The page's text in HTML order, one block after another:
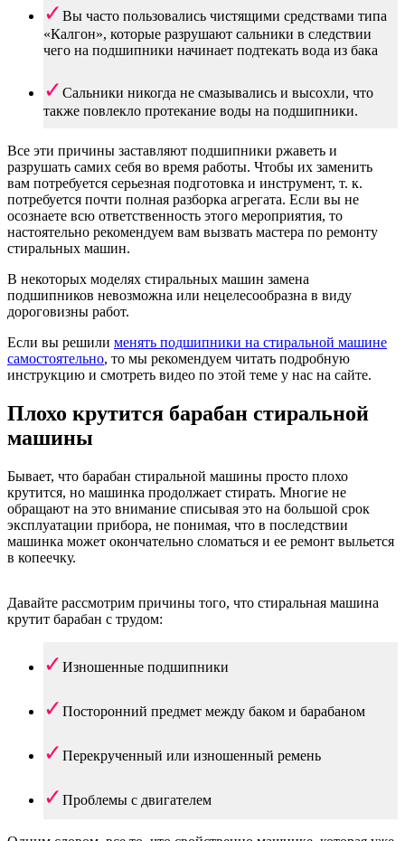
Вы часто пользовались чистящими средствами типа
«Калгон», которые разрушают сальники в следствии
чего на подшипники начинает подтекать вода из бака
Сальники никогда не смазывались и высохли, что
также повлекло протекание воды на подшипники.
Все эти причины заставляют подшипники ржаветь и
разрушать самих себя во время работы. Чтобы их заменить
вам потребуется серьезная подготовка и инструмент, т. к.
потребуется почти полная разборка агрегата. Если вы не
осознаете всю ответственность этого мероприятия, то
настоятельно рекомендуем вам вызвать мастера по ремонту
стиральных машин.
В некоторых моделях стиральных машин замена
подшипников невозможна или нецелесообразна в виду
дороговизны работ.
Если вы решили менять подшипники на стиральной машине
самостоятельно, то мы рекомендуем читать подробную
инструкцию и смотреть видео по этой теме у нас на сайте.
Плохо крутится барабан стиральной
машины
Бывает, что барабан стиральной машины просто плохо
крутится, но машинка продолжает стирать. Многие не
обращают на это внимание списывая это на большой срок
эксплуатации прибора, не понимая, что в последствии
машинка может окончательно сломаться и ее ремонт выльется
в копеечку.
Давайте рассмотрим причины того, что стиральная машина
крутит барабан с трудом:
Изношенные подшипники
Посторонний предмет между баком и барабаном
Перекрученный или изношенный ремень
Проблемы с двигателем